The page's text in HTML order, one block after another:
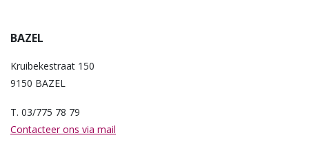
BAZEL
Kruibekestraat 150
9150 BAZEL
T. 03/775 78 79
Contacteer ons via mail